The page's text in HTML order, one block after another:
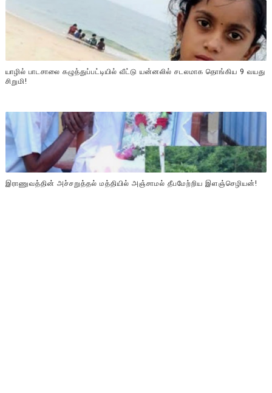
யாழில் பாடசாலை கழுத்துப்பட்டியில் வீட்டு யன்னலில் சடலமாக தொங்கிய 9 வயது
சிறுமி!
இராணுவத்தின் அச்சறுத்தல் மத்தியில் அஞ்சாமல் தீபமேற்றிய இளஞ்செழியன்!